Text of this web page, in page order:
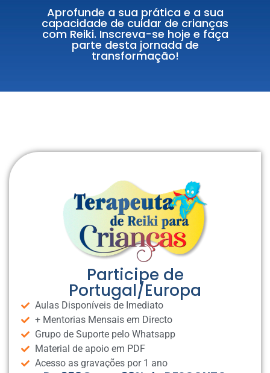
Aprofunde a sua prática e a sua
capacidade de cuidar de crianças
com Reiki. Inscreva-se hoje e faça
parte desta jornada de
transformação!
Participe de
Portugal/Europa
Aulas Disponíveis de Imediato
+ Mentorias Mensais em Directo
Grupo de Suporte pelo Whatsapp
Material de apoio em PDF
Acesso as gravações por 1 ano